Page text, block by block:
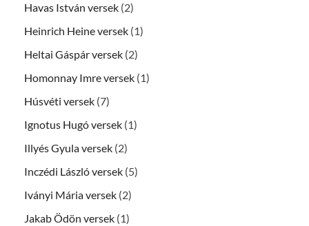
Havas István versek (2)
Heinrich Heine versek (1)
Heltai Gáspár versek (2)
Homonnay Imre versek (1)
Húsvéti versek (7)
Ignotus Hugó versek (1)
Illyés Gyula versek (2)
Inczédi László versek (5)
Iványi Mária versek (2)
Jakab Ödön versek (1)